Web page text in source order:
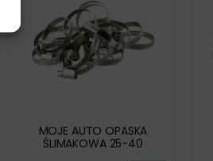
MOJE AUTO OPASKA
ŚLIMAKOWA 25-40